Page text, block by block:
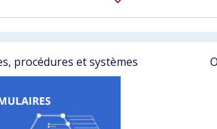
procédures et systèmes